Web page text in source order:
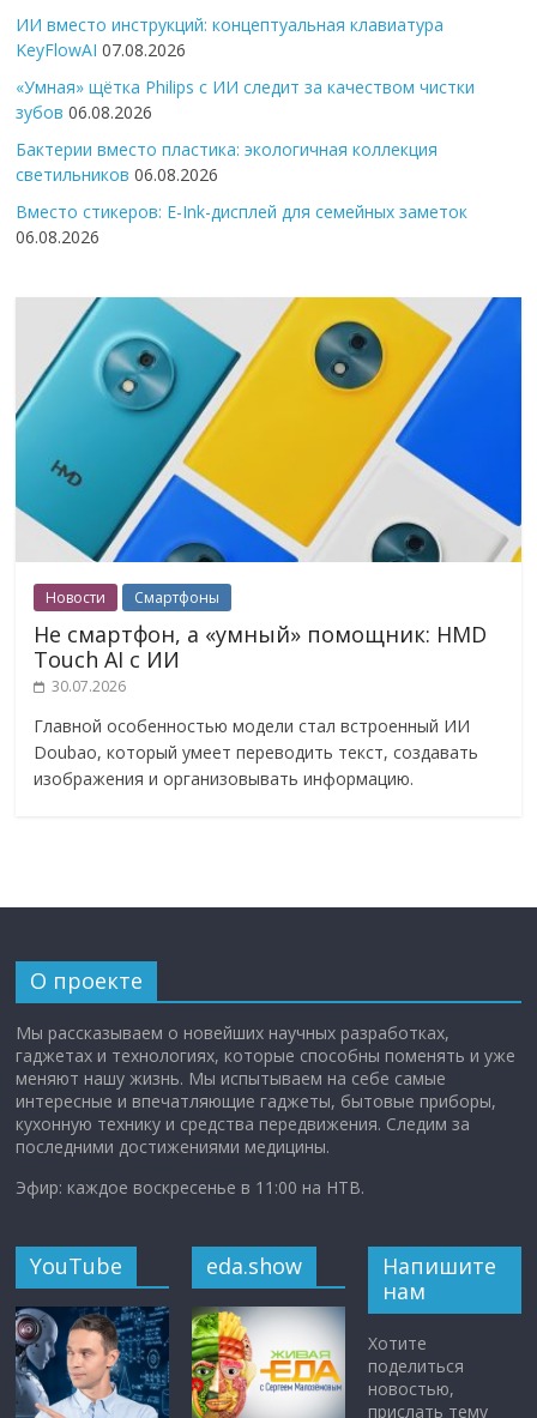
ИИ вместо инструкций: концептуальная клавиатура
KeyFlowAI 07.08.2026
«Умная» щётка Philips с ИИ следит за качеством чистки
зубов 06.08.2026
Бактерии вместо пластика: экологичная коллекция
светильников 06.08.2026
Вместо стикеров: E-Ink-дисплей для семейных заметок
06.08.2026
Новости Смартфоны
Не смартфон, а «умный» помощник: HMD
Touch AI с ИИ
30.07.2026
Главной особенностью модели стал встроенный ИИ
Doubao, который умеет переводить текст, создавать
изображения и организовывать информацию.
О проекте
Мы рассказываем о новейших научных разработках,
гаджетах и технологиях, которые способны поменять и уже
меняют нашу жизнь. Мы испытываем на себе самые
интересные и впечатляющие гаджеты, бытовые приборы,
кухонную технику и средства передвижения. Следим за
последними достижениями медицины.
Эфир: каждое воскресенье в 11:00 на НТВ.
YouTube eda.show
Напишите
нам
Хотите
поделиться
новостью,
прислать тему